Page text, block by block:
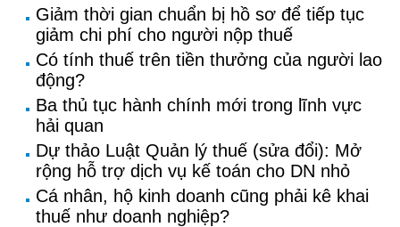
Giảm thời gian chuẩn bị hồ sơ để tiếp tục
giảm chi phí cho người nộp thuế
Có tính thuế trên tiền thưởng của người lao
động?
Ba thủ tục hành chính mới trong lĩnh vực
hải quan
Dự thảo Luật Quản lý thuế (sửa đổi): Mở
rộng hỗ trợ dịch vụ kế toán cho DN nhỏ
Cá nhân, hộ kinh doanh cũng phải kê khai
thuế như doanh nghiệp?